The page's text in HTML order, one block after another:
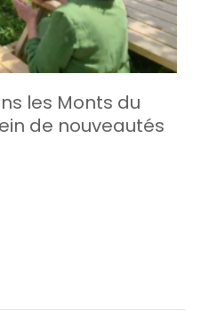
les Monts du
de nouveautés